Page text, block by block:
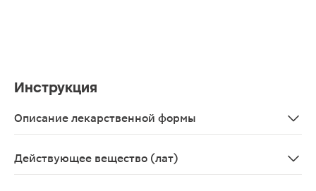
Инструкция
Описание лекарственной формы
Действующее вещество (лат)